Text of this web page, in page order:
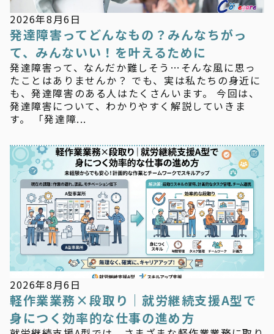
2026年8月6日
発達障害ってどんなもの？みんなちがっ
て、みんないい！を叶えるために
発達障害って、なんだか難しそう…そんな風に思っ
たことはありませんか？ でも、実は私たちの身近に
も、発達障害のある人はたくさんいます。 今回は、
発達障害について、わかりやすく解説していきま
す。 「発達障...
新着情報
2026年8月6日
軽作業業務×段取り｜就労継続支援A型で
身につく効率的な仕事の進め方